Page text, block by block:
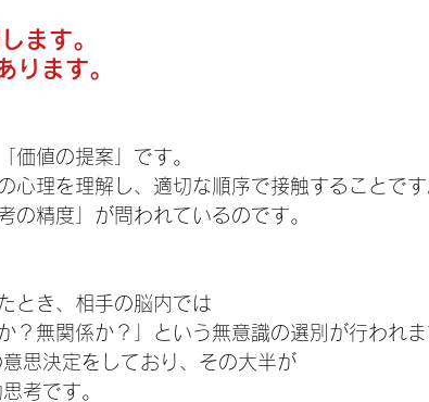
ます。
ります。
価値の提案」です。
心理を理解し、適切な順序で接触することで
の精度」が問われているのです。
とき、相手の脳内では
？無関係か？」という無意識の選別が行われ
思決定をしており、その大半が
考です。